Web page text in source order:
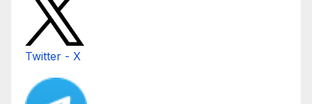
Twitter - X